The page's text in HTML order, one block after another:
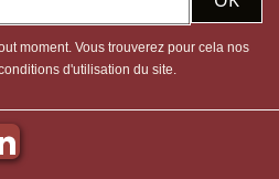
moment. Vous trouverez pour cela nos
d'utilisation du site.
LinkedIn